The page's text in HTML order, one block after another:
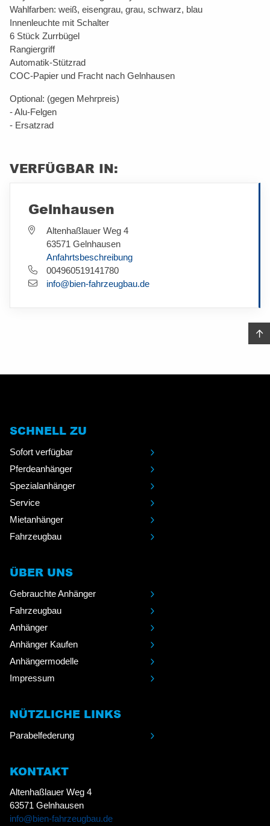
Wahlfarben: weiß, eisengrau, grau, schwarz, blau
Innenleuchte mit Schalter
6 Stück Zurrbügel
Rangiergriff
Automatik-Stützrad
COC-Papier und Fracht nach Gelnhausen
Optional: (gegen Mehrpreis)
- Alu-Felgen
- Ersatzrad
VERFÜGBAR IN:
Gelnhausen
Altenhaßlauer Weg 4
63571 Gelnhausen
Anfahrtsbeschreibung
004960519141780
info@bien-fahrzeugbau.de
SCHNELL ZU
Sofort verfügbar
Pferdeanhänger
Spezialanhänger
Service
Mietanhänger
Fahrzeugbau
ÜBER UNS
Gebrauchte Anhänger
Fahrzeugbau
Anhänger
Anhänger Kaufen
Anhängermodelle
Impressum
NÜTZLICHE LINKS
Parabelfederung
KONTAKT
Altenhaßlauer Weg 4
63571 Gelnhausen
info@bien-fahrzeugbau.de